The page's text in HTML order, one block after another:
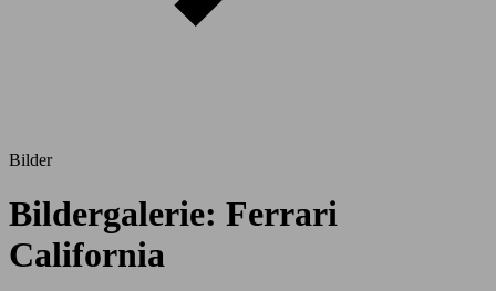
Bilder
Bildergalerie: Ferrari
California